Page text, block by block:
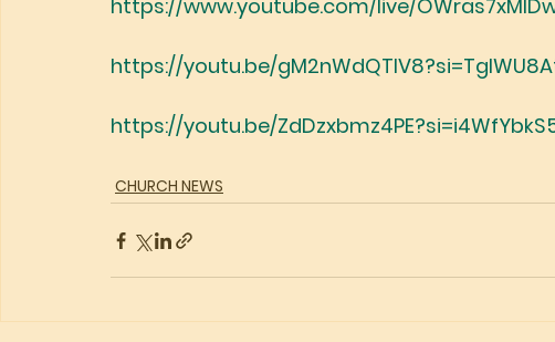
https://www.youtube.com/live/
https://youtu.be/
https://youtu.be/
CHURCH NEWS